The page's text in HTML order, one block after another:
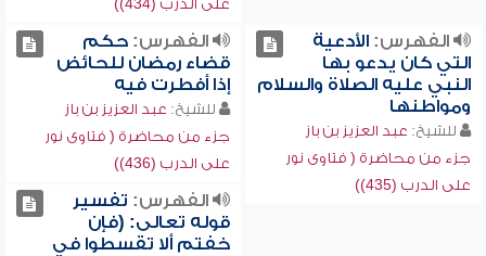
على الدرب (434))
الفهرس:الأدعية
التي كان يدعو بها
النبي عليه الصلاة والسلام
ومواطنها
للشيخ: عبد العزيز بن باز
جزء من محاضرة ( فتاوى نور
على الدرب (435))
الفهرس:حكم
قضاء رمضان للحائض
إذا أفطرت فيه
للشيخ: عبد العزيز بن باز
جزء من محاضرة ( فتاوى نور
على الدرب (436))
الفهرس: تفسير
قوله تعالى: (فإن
خفتم ألا تقسطوا في